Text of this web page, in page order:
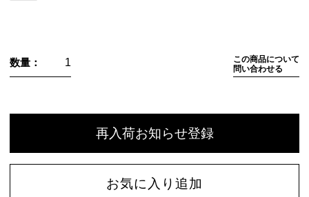
数量：
この商品について
問い合わせる
再入荷お知らせ登録
お気に入り追加